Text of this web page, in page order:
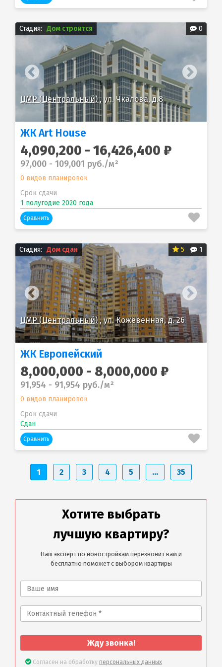
Стадия: Дом строится 0
ЦМР (Центральный), ул. Чкалова, д.8
ЖК Art House
Сравнить
4,090,200 - 16,426,400 ₽
97,000 - 109,001 руб./м²
0 видов планировок
Срок сдачи
1 полугодие 2020 года
Стадия: Дом сдан 5 1
ЦМР (Центральный), ул. Кожевенная, д. 26
ЖК Европейский
Сравнить
8,000,000 - 8,000,000 ₽
91,954 - 91,954 руб./м²
0 видов планировок
Срок сдачи
Сдан
1 2 3 4 5 ... 35
Хотите выбрать
лучшую квартиру?
Наш эксперт по новостройкам перезвонит вам и
бесплатно поможет с выбором квартиры
Жду звонка!
Согласен на обработку персональных данных